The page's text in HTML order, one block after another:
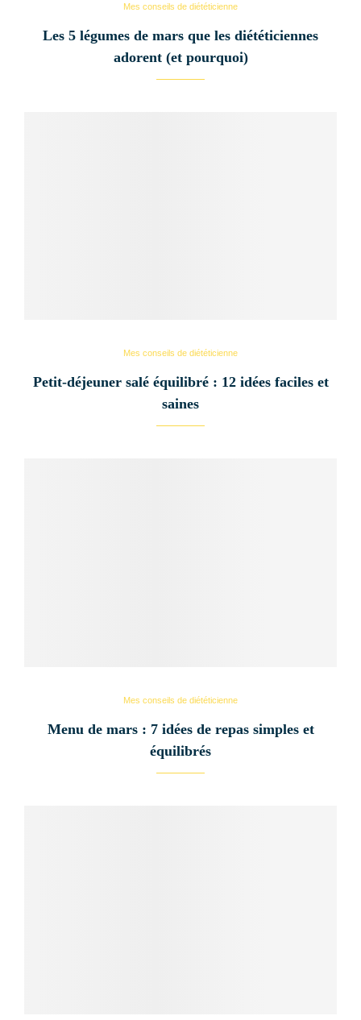
Mes conseils de diététicienne
Les 5 légumes de mars que les diététiciennes
adorent (et pourquoi)
Mes conseils de diététicienne
Petit-déjeuner salé équilibré : 12 idées faciles et
saines
Mes conseils de diététicienne
Menu de mars : 7 idées de repas simples et
équilibrés